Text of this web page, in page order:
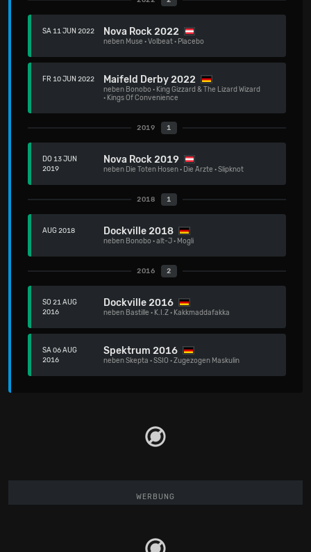
SA 11 JUN 2022 Nova Rock 2022
neben Muse ·Volbeat· Placebo
FR 10 JUN 2022 Maifeld Derby 2022
neben Bonobo · King Gizzard & The Lizard Wizard
· Kings Of Convenience
2019 1
DO 13 JUN
2019
Nova Rock 2019
neben Die Toten Hosen· Die Ärzte ·Slipknot
2018 1
AUG 2018 Dockville 2018
neben Bonobo ·alt-J· Mogli
2016 2
SO 21 AUG
2016
Dockville 2016
neben Bastille · K.I.Z· Kakkmaddafakka
SA 06 AUG
2016
Spektrum 2016
nebenSkepta ·SSIO ·Zugezogen Maskulin
WERBUNG